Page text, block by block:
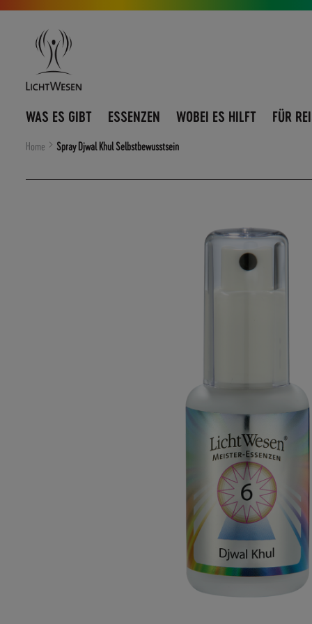
Direkt
zum
Navigation
umschalten
WAS ES GIBT ESSENZEN WOBEI ES HILFT FÜR
Home Spray Djwal Khul Selbstbewusstsein